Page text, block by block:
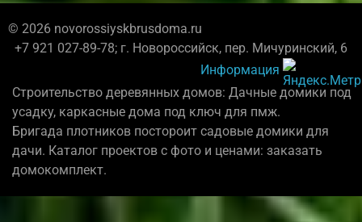
© 2026 novorossiyskbrusdoma.ru
+7 921 027-89-78; г. Новороссийск, пер. Мичуринский, 6
Информация
Строительство деревянных домов: Дачные домики под
усадку, каркасные дома под ключ для пмж.
Бригада плотников постороит садовые домики для
дачи. Каталог проектов с фото и ценами: заказать
домокомплект.